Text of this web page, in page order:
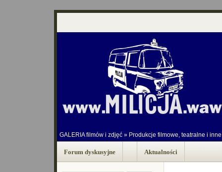
GALERIA filmów i zdjęć » Produkcje filmowe, teatralne i inne
Forum dyskusyjne Aktualności